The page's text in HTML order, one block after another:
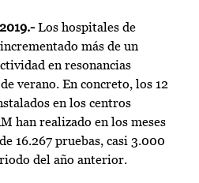
Los hospitales de
más de un
en resonancias
verano. En concreto, los 12
en los centros
han realizado en los meses
16.267 pruebas, casi 3.000
del año anterior.